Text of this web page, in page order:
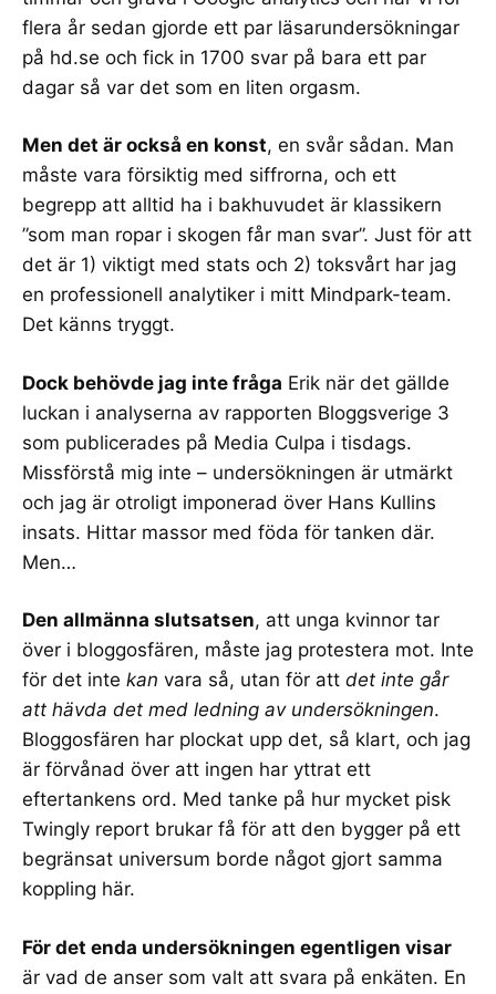
flera år sedan gjorde ett par läsarundersökningar
på hd.se och fick in 1700 svar på bara ett par
dagar så var det som en liten orgasm.
Men det är också en konst, en svår sådan. Man
måste vara försiktig med siffrorna, och ett
begrepp att alltid ha i bakhuvudet är klassikern
”som man ropar i skogen får man svar”. Just för att
det är 1) viktigt med stats och 2) toksvårt har jag
en professionell analytiker i mitt Mindpark-team.
Det känns tryggt.
Dock behövde jag inte fråga Erik när det gällde
luckan i analyserna av rapporten Bloggsverige 3
som publicerades på Media Culpa i tisdags.
Missförstå mig inte – undersökningen är utmärkt
och jag är otroligt imponerad över Hans Kullins
insats. Hittar massor med föda för tanken där.
Men…
Den allmänna slutsatsen, att unga kvinnor tar
över i bloggosfären, måste jag protestera mot. Inte
för det inte kan vara så, utan för att det inte går
att hävda det med ledning av undersökningen.
Bloggosfären har plockat upp det, så klart, och jag
är förvånad över att ingen har yttrat ett
eftertankens ord. Med tanke på hur mycket pisk
Twingly report brukar få för att den bygger på ett
begränsat universum borde något gjort samma
koppling här.
För det enda undersökningen egentligen visar
är vad de anser som valt att svara på enkäten. En